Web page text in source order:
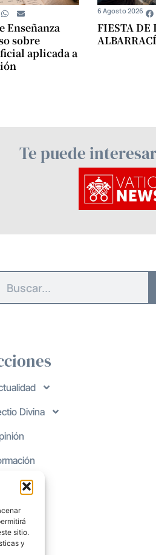
sitio.
y
Enseñanza
sobre
aplicada a
FIESTA DE
6 Agosto 2026
Te puede
Divina